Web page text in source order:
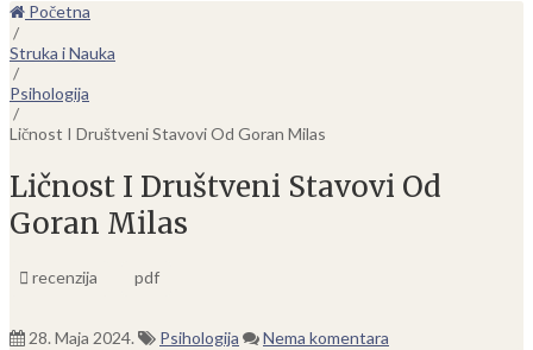
Početna
/
Struka i Nauka
/
Psihologija
/
Ličnost I Društveni Stavovi Od Goran Milas
Ličnost I Društveni Stavovi Od
Goran Milas
recenzija pdf
28. Maja 2024. Psihologija Nema komentara